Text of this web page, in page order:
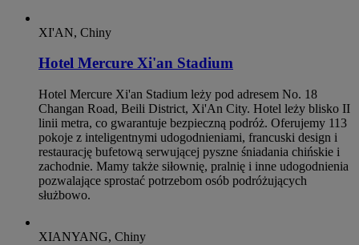
XI'AN, Chiny
Hotel Mercure Xi'an Stadium
Hotel Mercure Xi'an Stadium leży pod adresem No. 18
Changan Road, Beili District, Xi'An City. Hotel leży blisko II
linii metra, co gwarantuje bezpieczną podróż. Oferujemy 113
pokoje z inteligentnymi udogodnieniami, francuski design i
restaurację bufetową serwującej pyszne śniadania chińskie i
zachodnie. Mamy także siłownię, pralnię i inne udogodnienia
pozwalające sprostać potrzebom osób podróżujących
służbowo.
XIANYANG, Chiny